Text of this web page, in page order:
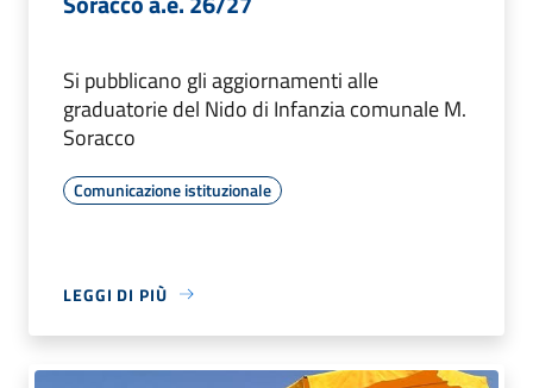
Si pubblicano gli aggiornamenti alle
graduatorie del Nido di Infanzia comunale M.
Soracco
Comunicazione istituzionale
LEGGI DI PIÙ